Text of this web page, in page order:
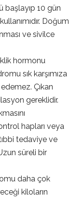
başlayıp 10 gün
Doğum
ve sivilce
hormonu
sık karşımıza
Çıkan
gereklidir.
hapları veya
tedaviye ve
süreli bir
daha çok
kiloların